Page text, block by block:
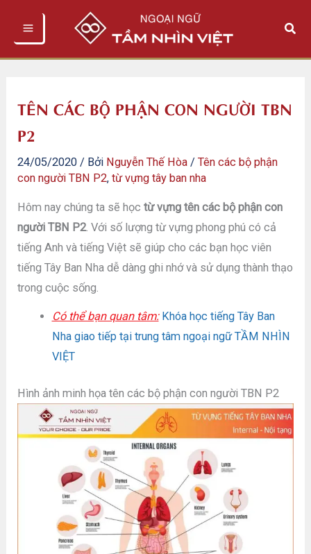
Tìm
TÊN CÁC BỘ PHẬN CON NGƯỜI TBN
P2
24/05/2020 / Bởi Nguyễn Thế Hòa /Tên các bộ phận
con người TBN P2,từ vựng tây ban nha
Hôm nay chúng ta sẽ họctừ vựng tên các bộ phận con
người TBN P2. Với số lượng từ vựng phong phú có cả
tiếng Anh và tiếng Việt sẽ giúp cho các bạn học viên
tiếng Tây Ban Nha dễ dàng ghi nhớ và sử dụng thành thạo
trong cuộc sống.
Có thể bạn quan tâm: Khóa học tiếng Tây Ban
Nha giao tiếp tại trung tâm ngoại ngữ TẦM NHÌN
VIỆT
Hình ảnh minh họa tên các bộ phận con người TBN P2